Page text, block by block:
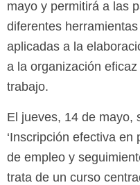
mayo y permitirá a las
diferentes
aplicadas a la
a la organización
trabajo.
El jueves, 14 de mayo,
‘Inscripción efectiva en
de empleo y
trata de un curso